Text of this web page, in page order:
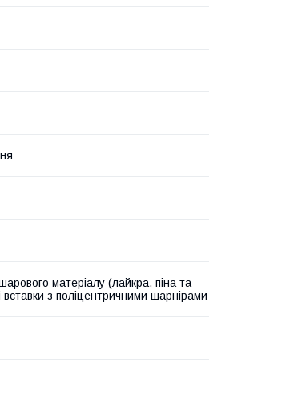
матеріалу (лайкра, піна та
вставки з поліцентричними шарнірами